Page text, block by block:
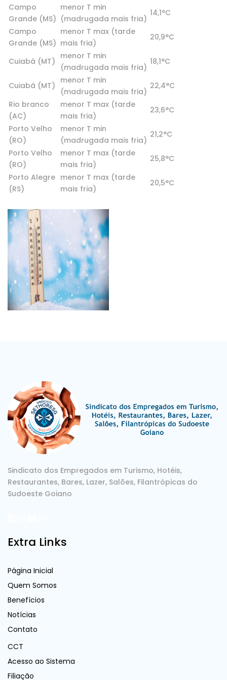
Campo
Grande (MS)
menor T min
(madrugada mais fria)
14,1°C
Campo
Grande (MS)
menor T max (tarde
mais fria)
20,9°C
Cuiabá (MT)
menor T min
(madrugada mais fria)
18,1°C
Cuiabá (MT)
menor T min
(madrugada mais fria)
22,4°C
Rio branco
(AC)
menor T max (tarde
mais fria)
23,6°C
Porto Velho
(RO)
menor T min
(madrugada mais fria)
21,2°C
Porto Velho
(RO)
menor T max (tarde
mais fria)
25,8°C
Porto Alegre
(RS)
menor T max (tarde
mais fria)
20,5°C
Sindicato dos Empregados em Turismo, Hotéis,
Restaurantes, Bares, Lazer, Salões, Filantrópicas do
Sudoeste Goiano
Extra Links
Página Inicial
Quem Somos
Benefícios
Notícias
Contato
CCT
Acesso ao Sistema
Filiação